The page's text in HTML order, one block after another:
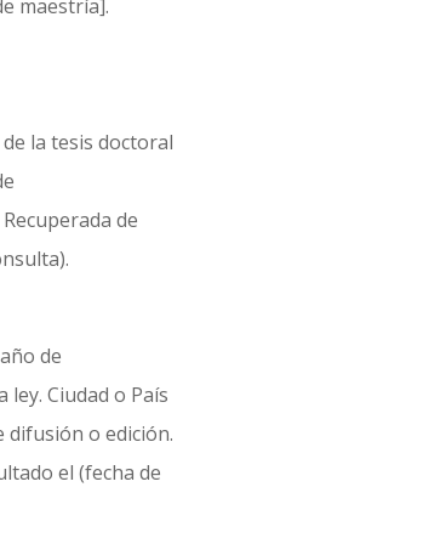
maestría].
la tesis doctoral
de
de
Ciudad o País
difusión o edición.
el (fecha de